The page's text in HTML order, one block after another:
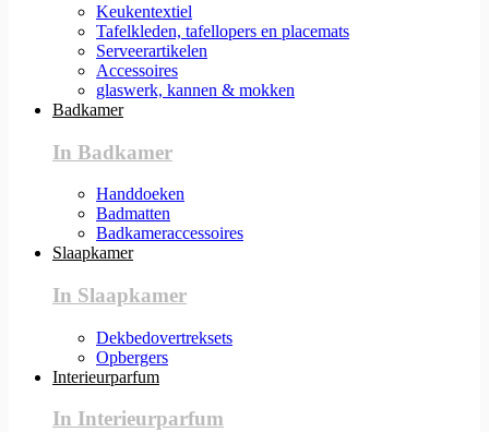
Keukentextiel
Tafelkleden, tafellopers en placemats
Serveerartikelen
Accessoires
glaswerk, kannen & mokken
Badkamer
In Badkamer
Handdoeken
Badmatten
Badkameraccessoires
Slaapkamer
In Slaapkamer
Dekbedovertreksets
Opbergers
Interieurparfum
In Interieurparfum